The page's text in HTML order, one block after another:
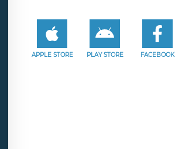
APPLE STORE PLAY STORE FACEBOOK